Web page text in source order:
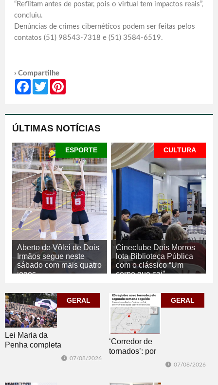
“Reflitam antes de postar, pois o virtual tem impactos reais”,
concluiu.
Denúncias de crimes cibernéticos podem ser feitas pelos
contatos (51) 98543-7318 e (51) 3584-6519.
› Compartilhe
FacebookTwitter
ÚLTIMAS NOTÍCIAS
ESPORTE
Aberto de Vôlei de Dois
Irmãos segue neste
sábado com mais quatro
jogos
ESPORTE
CULTURA
Cineclube Dois Morros
lota Biblioteca Pública
com o clássico “Um
corpo que cai”
GERAL
Lei Maria da
Penha completa
07/08/2026
GERAL
‘Corredor de
tornados’: por
07/08/2026